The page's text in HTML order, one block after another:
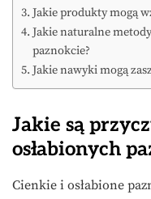
Jakie produkty mogą
Jakie naturalne
paznokcie?
Jakie nawyki mogą
Jakie są
osłabionych
Cienkie i osłabione